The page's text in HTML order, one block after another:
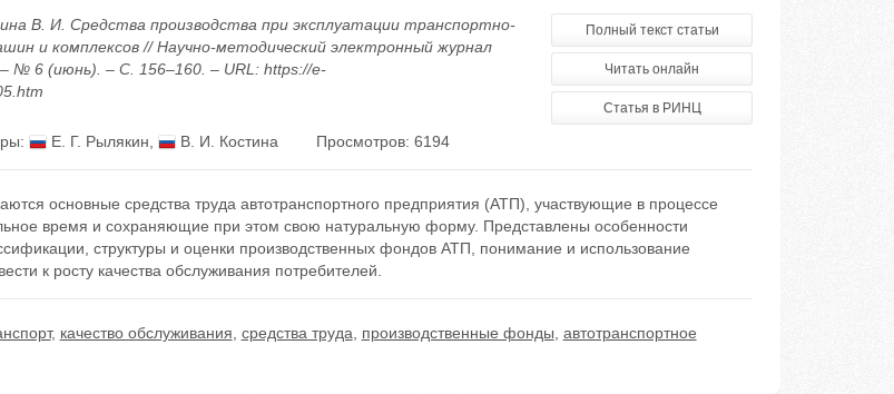
В. И. Средства производства при эксплуатации транспортно-
и комплексов // Научно-методический электронный журнал
№ 6 (июнь). – С. 156–160. – URL: https://e-
Полный текст статьи
Читать онлайн
Статья в РИНЦ
Е. Г. Рылякин В. И. Костина Просмотров: 6194
основные средства труда автотранспортного предприятия (АТП), участвующие в процессе
время и сохраняющие при этом свою натуральную форму. Представлены особенности
структуры и оценки производственных фондов АТП, понимание и использование
к росту качества обслуживания потребителей.
, качество обслуживания средства труда производственные фонды автотранспортное